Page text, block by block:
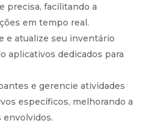
precisa, facilitando a
em tempo real.
e atualize seu inventário
aplicativos dedicados para
e gerencie atividades
específicos, melhorando a
envolvidos.